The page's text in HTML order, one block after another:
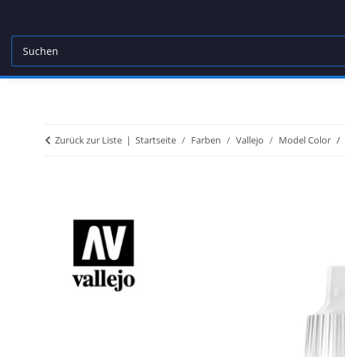
Zurück zur Liste Startseite Farben Vallejo Model Color